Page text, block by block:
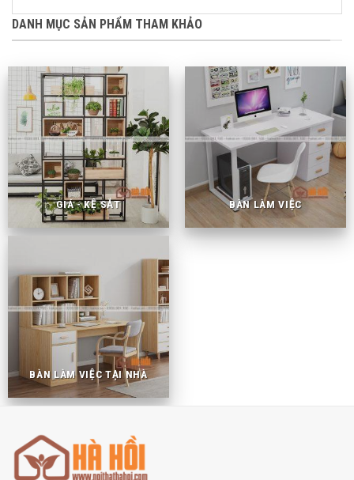
DANH MỤC SẢN PHẨM THAM KHẢO
GIÁ - KỆ SẮT BÀN LÀM VIỆC
BÀN LÀM VIỆC TẠI NHÀ